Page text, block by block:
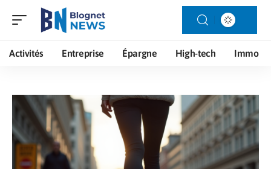
Activités Entreprise Épargne High-tech Immo